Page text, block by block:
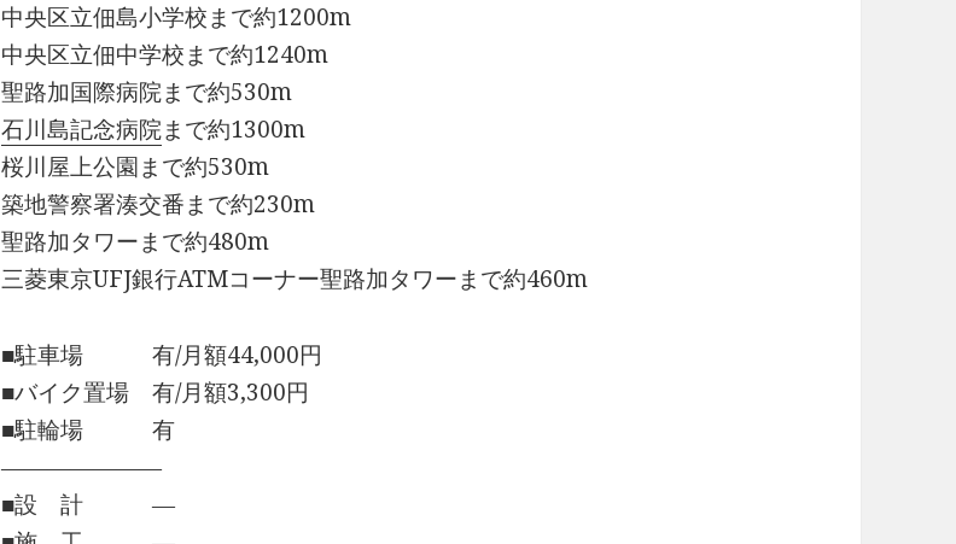
中央区立佃島小学校まで約1200m
中央区立佃中学校まで約1240m
聖路加国際病院まで約530m
石川島記念病院まで約1300m
桜川屋上公園まで約530m
築地警察署湊交番まで約230m
聖路加タワーまで約480m
三菱東京UFJ銀行ATMコーナー聖路加タワーまで約460m
■駐車場 有/月額44,000円
■バイク置場 有/月額3,300円
■駐輪場 有
―――――――
■設 計 ―